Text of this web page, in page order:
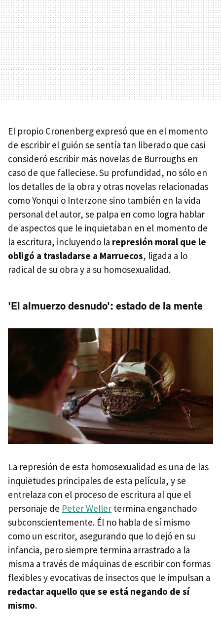
El propio Cronenberg expresó que en el momento
de escribir el guión se sentía tan liberado que casi
consideró escribir más novelas de Burroughs en
caso de que falleciese. Su profundidad, no sólo en
los detalles de la obra y otras novelas relacionadas
como Yonqui o Interzone sino también en la vida
personal del autor, se palpa en como logra hablar
de aspectos que le inquietaban en el momento de
la escritura, incluyendo la represión moral que le
obligó a trasladarse a Marruecos, ligada a lo
radical de su obra y a su homosexualidad.
'El almuerzo desnudo': estado de la mente
La represión de esta homosexualidad es una de las
inquietudes principales de esta película, y se
entrelaza con el proceso de escritura al que el
personaje de Peter Weller termina enganchado
subconscientemente. Él no habla de sí mismo
como un escritor, asegurando que lo dejó en su
infancia, pero siempre termina arrastrado a la
misma a través de máquinas de escribir con formas
flexibles y evocativas de insectos que le impulsan a
redactar aquello que se está negando de sí
mismo.